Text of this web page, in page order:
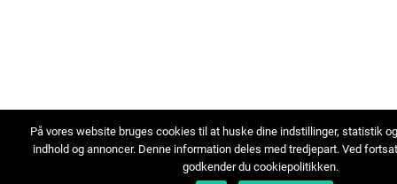
På vores website bruges cookies til at huske dine indstillinger, statistik
indhold og annoncer. Denne information deles med tredjepart. Ved
godkender du cookiepolitikken.